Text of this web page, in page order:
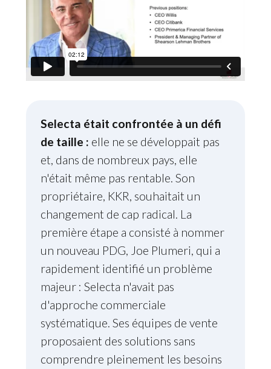
Selecta était confrontée à un défi
de taille : elle ne se développait pas
et, dans de nombreux pays, elle
n'était même pas rentable. Son
propriétaire, KKR, souhaitait un
changement de cap radical. La
première étape a consisté à nommer
un nouveau PDG, Joe Plumeri, qui a
rapidement identifié un problème
majeur : Selecta n'avait pas
d'approche commerciale
systématique. Ses équipes de vente
proposaient des solutions sans
comprendre pleinement les besoins